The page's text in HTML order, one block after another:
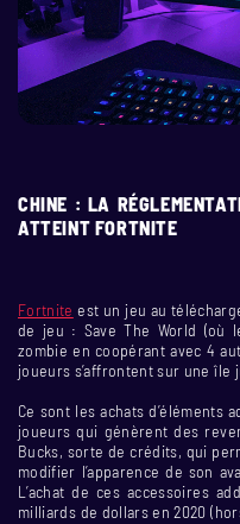
CHINE : LA
ATTEINT FORTNITE
Fortnite est un jeu au
de jeu : Save The World (où
zombie en coopérant avec 4
joueurs s’affrontent sur une île
Ce sont les achats d’éléments
joueurs qui génèrent des
Bucks, sorte de crédits, qui
modifier l’apparence de son
L’achat de ces accessoires
milliards de dollars en 2020